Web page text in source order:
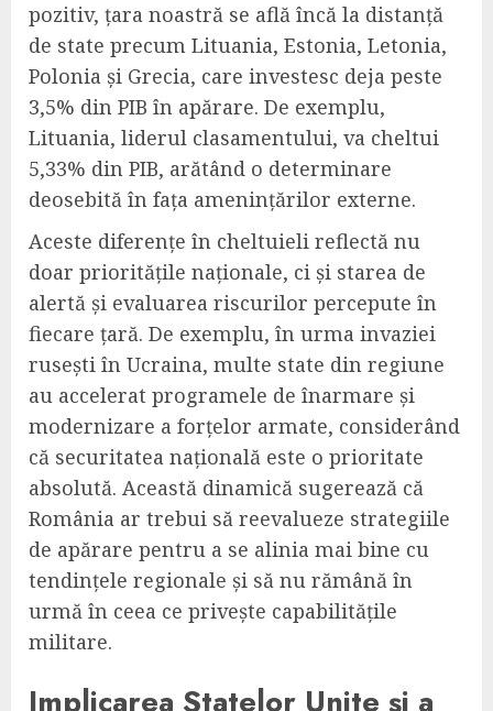
pozitiv, țara noastră se află încă la distanță
de state precum Lituania, Estonia, Letonia,
Polonia și Grecia, care investesc deja peste
3,5% din PIB în apărare. De exemplu,
Lituania, liderul clasamentului, va cheltui
5,33% din PIB, arătând o determinare
deosebită în fața amenințărilor externe.
Aceste diferențe în cheltuieli reflectă nu
doar prioritățile naționale, ci și starea de
alertă și evaluarea riscurilor percepute în
fiecare țară. De exemplu, în urma invaziei
rusești în Ucraina, multe state din regiune
au accelerat programele de înarmare și
modernizare a forțelor armate, considerând
că securitatea națională este o prioritate
absolută. Această dinamică sugerează că
România ar trebui să reevalueze strategiile
de apărare pentru a se alinia mai bine cu
tendințele regionale și să nu rămână în
urmă în ceea ce privește capabilitățile
militare.
Implicarea Statelor Unite și a